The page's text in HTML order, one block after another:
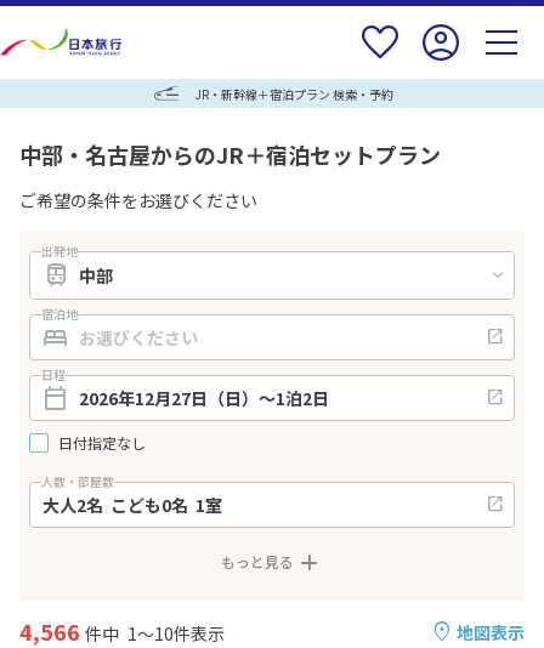
JR・新幹線＋宿泊プラン 検索・予約
中部・名古屋からのJR＋宿泊セットプラン
ご希望の条件をお選びください
出発地
宿泊地
日程
日付指定なし
人数・部屋数
もっと見る
地図表示
4,566 件中 1～10件表示